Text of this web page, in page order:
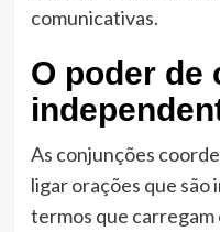
comunicativas.
O poder de
As conjunções
ligar orações que
termos que carregam